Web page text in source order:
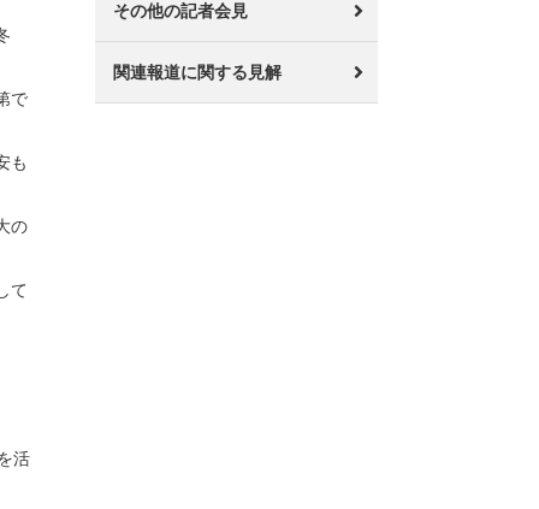
で
も
の
て
活
その他の記者会見
関連報道に関する見解